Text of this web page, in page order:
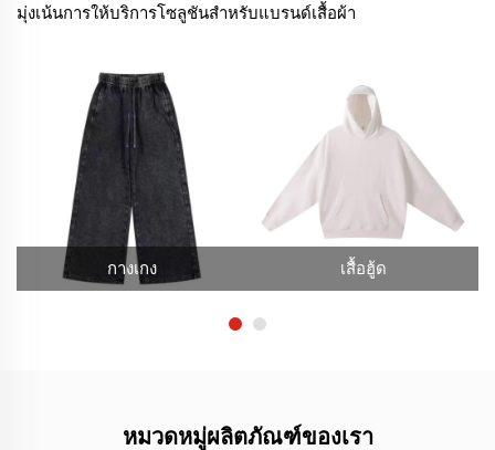
มุ่งเน้นการให้บริการโซลูชันสำหรับแบรนด์เสื้อผ้า
กางเกง เสื้อฮู้ด
หมวดหมู่ผลิตภัณฑ์ของเรา